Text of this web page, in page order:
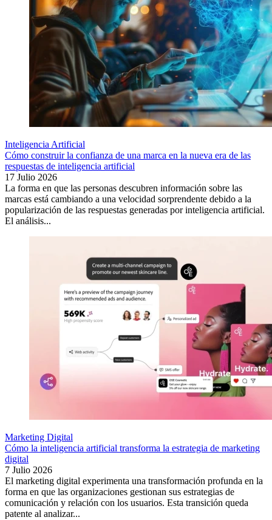
Inteligencia Artificial
Cómo construir la confianza de una marca en la nueva era de las
respuestas de inteligencia artificial
17 Julio 2026
La forma en que las personas descubren información sobre las
marcas está cambiando a una velocidad sorprendente debido a la
popularización de las respuestas generadas por inteligencia artificial.
El análisis...
Marketing Digital
Cómo la inteligencia artificial transforma la estrategia de marketing
digital
7 Julio 2026
El marketing digital experimenta una transformación profunda en la
forma en que las organizaciones gestionan sus estrategias de
comunicación y relación con los usuarios. Esta transición queda
patente al analizar...